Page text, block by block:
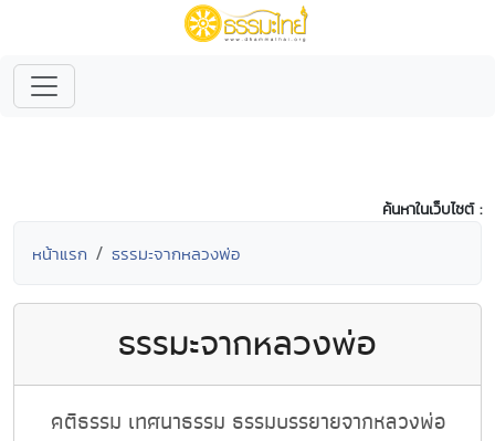
ค้นหาในเว็บไซต์ :
หน้าแรก ธรรมะจากหลวงพ่อ
ธรรมะจากหลวงพ่อ
คติธรรม เทศนาธรรม ธรรมบรรยายจากหลวงพ่อ